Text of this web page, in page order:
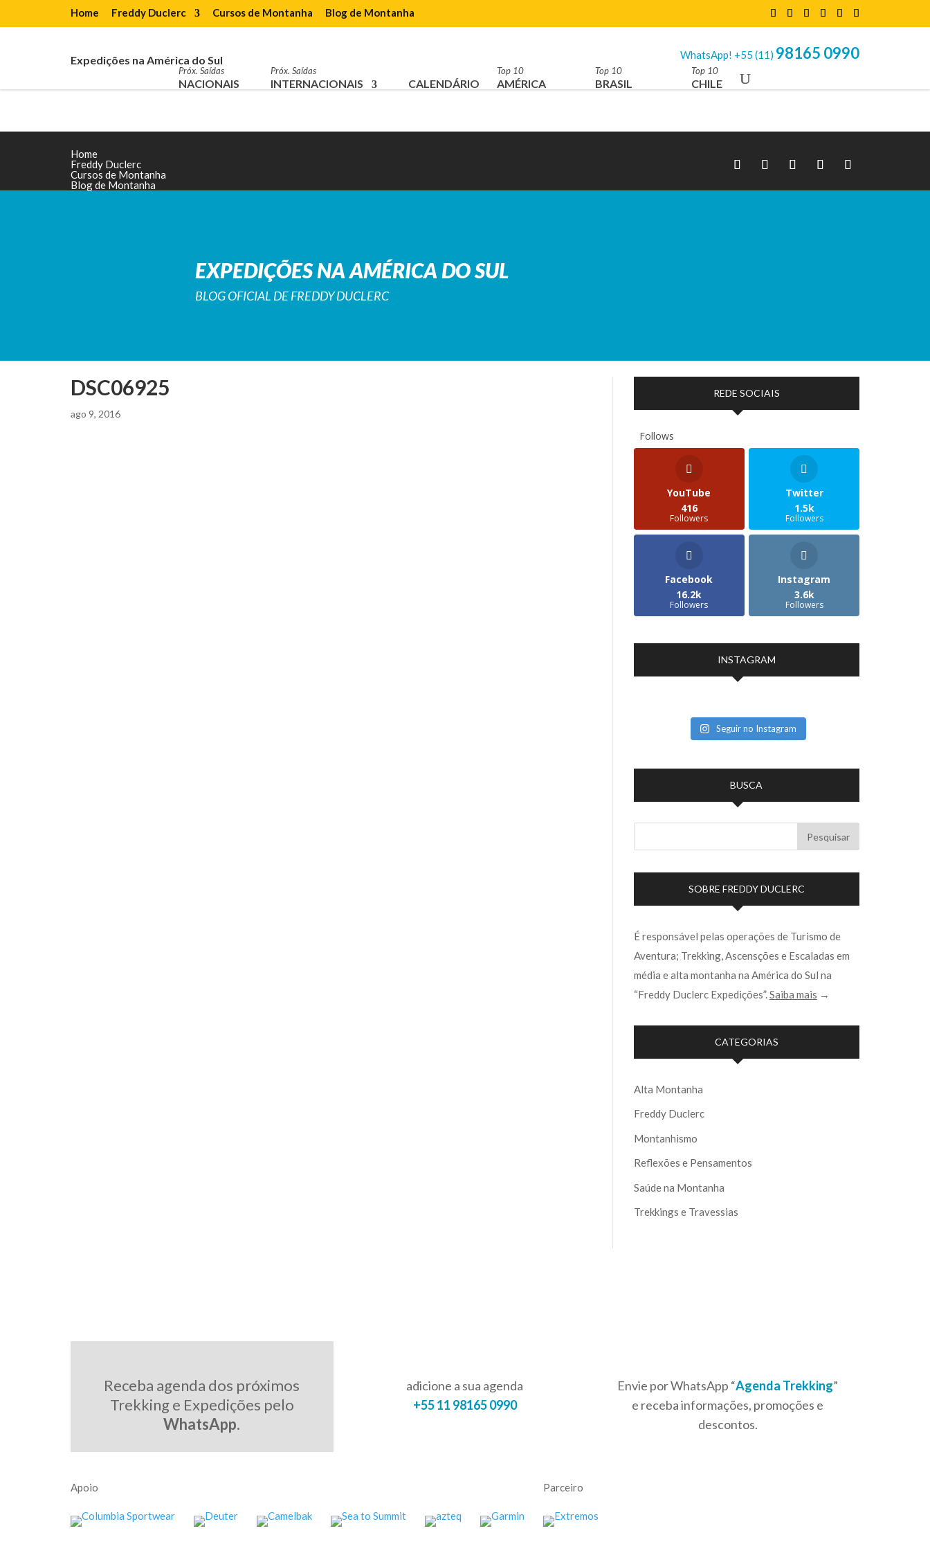
Home Freddy Duclerc Cursos de Montanha Blog de Montanha
Expedições na América do Sul WhatsApp! +55 (11) 98165 0990
Próx. Saídas
NACIONAIS
Próx. Saídas
INTERNACIONAIS CALENDÁRIO
Top 10
AMÉRICA
Top 10
BRASIL
Top 10
CHILE
Home
Freddy Duclerc
Cursos de Montanha
Blog de Montanha
EXPEDIÇÕES NA AMÉRICA DO SUL
BLOG OFICIAL DE FREDDY DUCLERC
DSC06925
ago 9, 2016
REDE SOCIAIS
Follows
YouTube
416
Followers
Twitter
1.5k
Followers
Facebook
16.2k
Followers
Instagram
3.6k
Followers
INSTAGRAM
Seguir no Instagram
BUSCA
SOBRE FREDDY DUCLERC
É responsável pelas operações de Turismo de
Aventura; Trekking, Ascensções e Escaladas em
média e alta montanha na América do Sul na
“Freddy Duclerc Expedições”.Saiba mais →
CATEGORIAS
Alta Montanha
Freddy Duclerc
Montanhismo
Reflexões e Pensamentos
Saúde na Montanha
Trekkings e Travessias
Receba agenda dos próximos
Trekking e Expedições pelo
WhatsApp.
adicione a sua agenda
+55 11 98165 0990
Envie por WhatsApp “Agenda Trekking”
e receba informações, promoções e
descontos.
Apoio Parceiro